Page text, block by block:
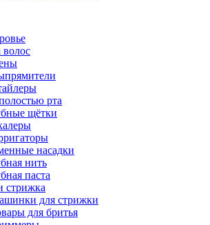
волос
рта
щётки
насадки
нить
паста
стрижка
для стрижки
для бритья